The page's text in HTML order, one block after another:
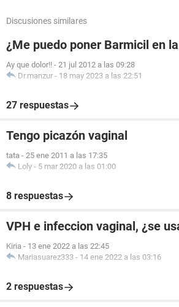
Discusiones similares
¿Me puedo poner Barmicil en
Ay que dolor!! - 21 jul 2012 a las 09:28
Dr.manzur - 18 may 2023 a las 22:51
27 respuestas
Tengo picazón vaginal
tata - 25 ene 2011 a las 17:35
Loly - 5 mar 2020 a las 01:00
8 respuestas
VPH e infeccion vaginal, ¿se
Kiria - 13 ene 2022 a las 22:45
Mariasuarez333 - 14 ene 2022 a las 03:16
2 respuestas